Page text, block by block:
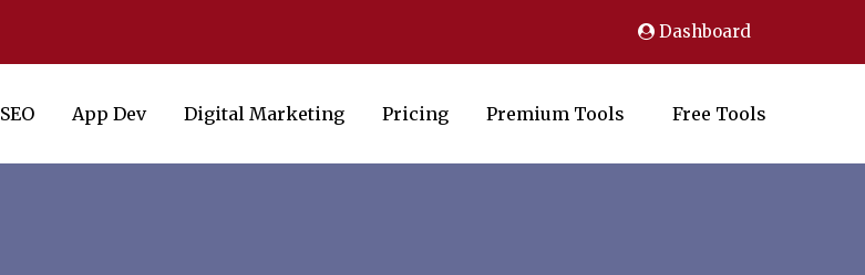
Dashboard
SEO App Dev Digital Marketing Pricing Premium Tools Free Tools